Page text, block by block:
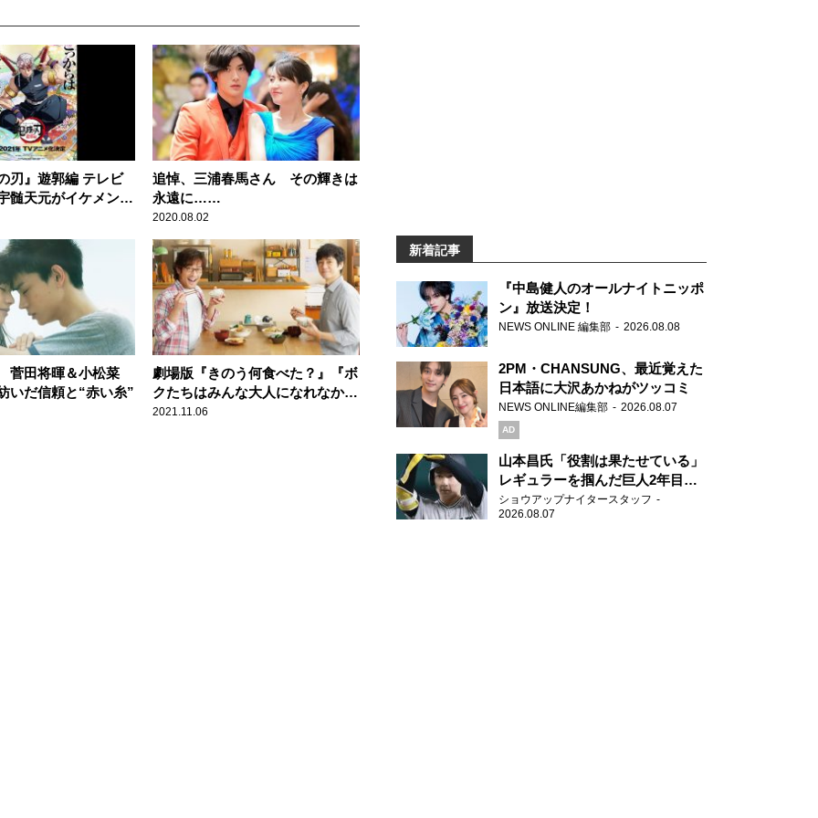
刃』遊郭編 テレビ
天元がイケメンす
追悼、三浦春馬さん その輝きは
永遠に……
2020.08.02
田将暉＆小松菜
いだ信頼と“赤い糸”
劇場版『きのう何食べた？』『ボ
クたちはみんな大人になれなかっ
た』世代を超えた共感ムービー2
2021.11.06
新着記事
『中島健人のオールナイトニッポ
ン』放送決定！
NEWS ONLINE 編集部 2026.08.08
2PM・CHANSUNG、最近覚えた
日本語に大沢あかねがツッコミ
NEWS ONLINE編集部 2026.08.07
AD
山本昌氏「役割は果たせている」
レギュラーを掴んだ巨人2年目の
新人王候補
ショウアップナイタースタッフ
2026.08.07